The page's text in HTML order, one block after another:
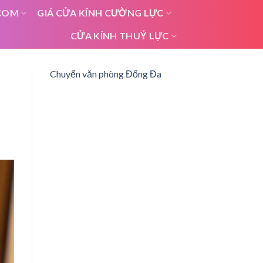
GIÁ CỬA KÍNH CƯỜNG LỰC
CỬA KÍNH THUỶ LỰC
Chuyển văn phòng Đống Đa